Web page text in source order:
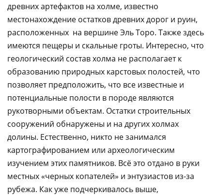
древних артефактов на холме, известно
местонахождение остатков древних дорог и руин,
расположенных на вершине Эль Торо. Также здесь
имеются пещеры и скальные гроты. Интересно, что
геологический состав холма не располагает к
образованию природных карстовых полостей, что
позволяет предположить, что все известные и
потенциальные полости в породе являются
рукотворными объектам. Остатки строительных
сооружений обнаружены и на других холмах
долины. Естественно, никто не занимался
картографированием или археологическим
изучением этих памятников. Всё это отдано в руки
местных «черных копателей» и энтузиастов из-за
рубежа. Как уже подчеркивалось выше,